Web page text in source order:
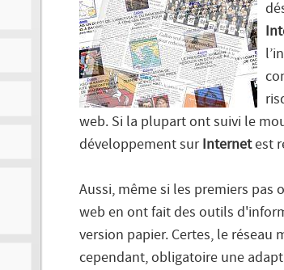
web. Si la plupart ont suivi le
développement sur Internetest
Aussi, même si les premiers
web en ont fait des outils
version papier. Certes, le réseau
cependant, obligatoire une